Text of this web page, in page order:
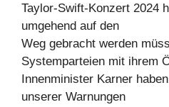
Taylor-Swift-Konzert 2024
umgehend auf den
Weg gebracht werden
Systemparteien mit ihrem
Innenminister Karner
unserer Warnungen